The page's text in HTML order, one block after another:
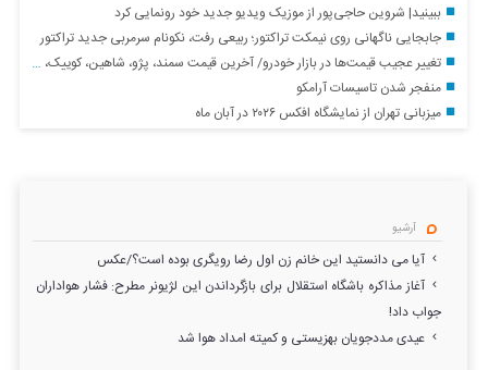
ببینید| شروین حاجی‌پور از موزیک ویدیو جدید خود رونمایی کرد
جابجایی ناگهانی روی نیمکت تراکتور؛ ربیعی رفت، نکونام سرمربی جدید تراکتور
تغییر عجیب قیمت‌ها در بازار خودرو/ آخرین قیمت سمند، پژو، شاهین، کوییک، پراید و تارا + جدول
منفجر شدن تاسیسات آرامکو
میزبانی تهران از نمایشگاه افکس ۲۰۲۶ در آبان ماه
آرشیو
آیا می دانستید این خانم زن اول رضا رویگری بوده است؟/عکس
آغاز مذاکره باشگاه استقلال برای بازگرداندن این لژیونر مطرح: فشار هواداران
جواب داد!
عیدی مددجویان بهزیستی و کمیته امداد هوا شد